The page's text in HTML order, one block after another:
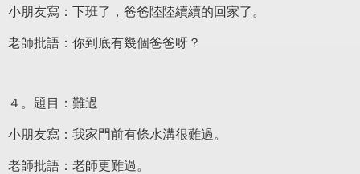
小朋友寫：下班了，爸爸陸陸續續的回家了。
老師批語：你到底有幾個爸爸呀？
４。題目：難過
小朋友寫：我家門前有條水溝很難過。
老師批語：老師更難過。